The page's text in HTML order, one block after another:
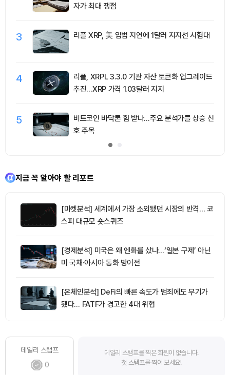
자가 최대 쟁점
3 리플 XRP, 美 입법 지연에 1달러 지지선 시험대
4
리플, XRPL 3.3.0 기관 자산 토큰화 업그레이드
추진…XRP 가격 1.03달러 지지
5
비트코인 바닥론 힘 받나…주요 분석가들 상승 신
호 주목
지금 꼭 알아야 할 리포트
[마켓분석] 세계에서 가장 소외됐던 시장의 반격… 코
스피 대규모 숏스퀴즈
[경제분석] 미국은 왜 엔화를 샀나…‘일본 구제’ 아닌
미 국채·아시아 통화 방어전
[온체인분석] DeFi의 빠른 속도가 범죄에도 무기가
됐다… FATF가 경고한 4대 위협
데일리 스탬프
0
데일리 스탬프를 찍은 회원이 없습니다.
첫 스탬프를 찍어 보세요!